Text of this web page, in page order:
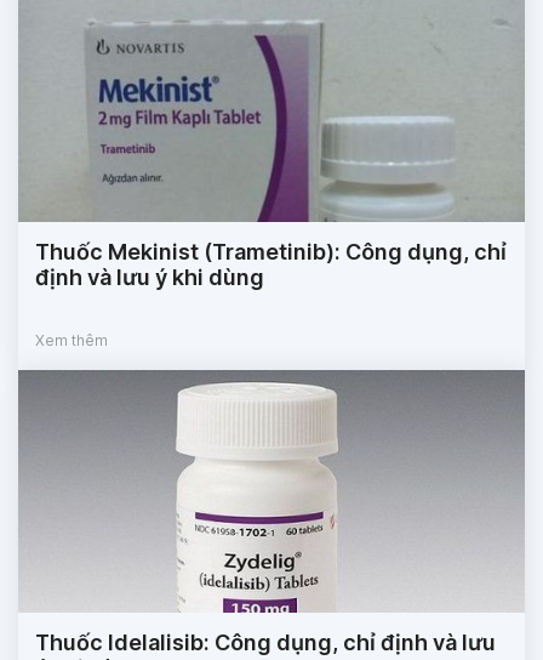
Thuốc Mekinist (Trametinib): Công dụng, chỉ
định và lưu ý khi dùng
Xem thêm
Thuốc Idelalisib: Công dụng, chỉ định và lưu